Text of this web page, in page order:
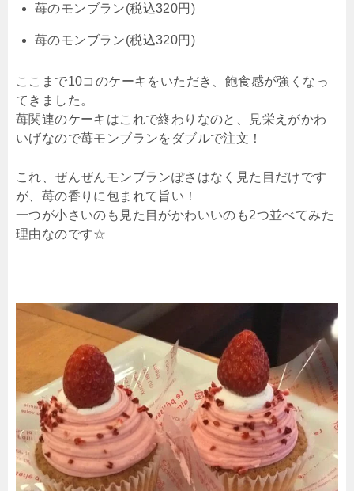
苺のモンブラン(税込320円)
苺のモンブラン(税込320円)
ここまで10コのケーキをいただき、飽食感が強くなっ
てきました。
苺関連のケーキはこれで終わりなのと、見栄えがかわ
いげなので苺モンブランをダブルで注文！
これ、ぜんぜんモンブランぽさはなく見た目だけです
が、苺の香りに包まれて旨い！
一つが小さいのも見た目がかわいいのも2つ並べてみた
理由なのです☆